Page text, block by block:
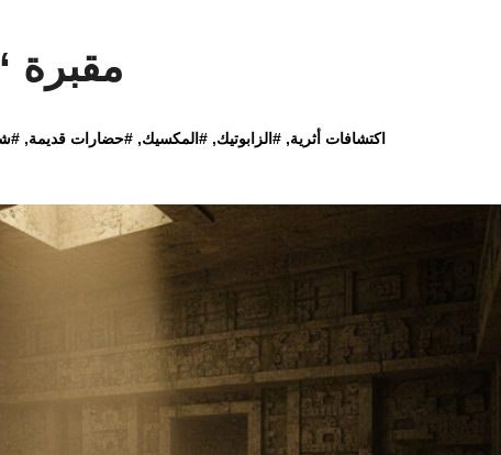
اكتشافات أثرية, # الزابوتيك, # المكسيك, #حضارات قديمة, #